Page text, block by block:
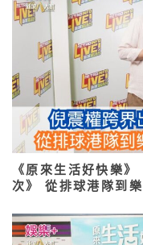
《原來生活好快樂
次》 從排球港隊到